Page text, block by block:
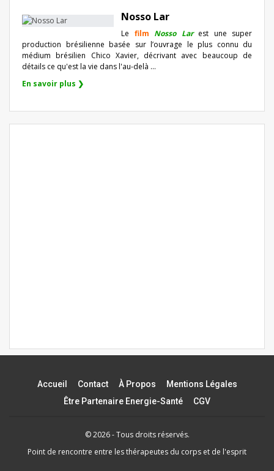
Nosso Lar
Le film Nosso Lar est une super
production brésilienne basée sur l’ouvrage le plus connu du
médium brésilien Chico Xavier, décrivant avec beaucoup de
détails ce qu'est la vie dans l'au-delà ...
En savoir plus ❯
Accueil Contact À Propos
Mentions Légales
Être Partenaire Energie-Santé
CGV
© 2026 - Tous droits réservés.
Point de rencontre entre les thérapeutes du corps et de l'esprit